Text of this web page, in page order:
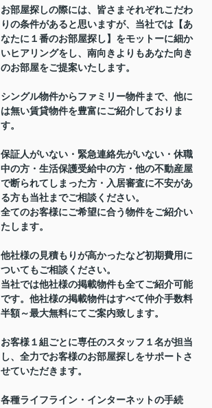
お部屋探しの際には、皆さまそれぞれこだわ
りの条件があると思いますが、当社では【あ
なたに１番のお部屋探し】をモットーに細か
いヒアリングをし、南向きよりもあなた向き
のお部屋をご提案いたします。
シングル物件からファミリー物件まで、他に
は無い賃貸物件を豊富にご紹介しておりま
す。
保証人がいない・緊急連絡先がいない・休職
中の方・生活保護受給中の方・他の不動産屋
で断られてしまった方・入居審査に不安があ
る方も当社までご相談ください。
全てのお客様にご希望に合う物件をご紹介い
たします。
他社様の見積もりが高かったなど初期費用に
ついてもご相談ください。
当社では他社様の掲載物件も全てご紹介可能
です。他社様の掲載物件はすべて仲介手数料
半額～最大無料にてご案内致します。
お客様１組ごとに専任のスタッフ１名が担当
し、全力でお客様のお部屋探しをサポートさ
せていただきます。
各種ライフライン・インターネットの手続